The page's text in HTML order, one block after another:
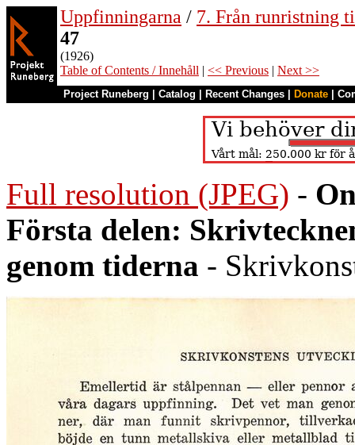
Uppfinningarna / 7. Från runristning
47
(1926)
Table of Contents / Innehåll | << Previous | Next >>
Project Runeberg Catalog Recent Changes Donate
Full resolution (JPEG) -
Första delen:
genom tiderna -